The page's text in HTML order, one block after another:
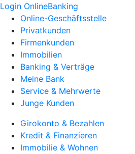
Login OnlineBanking
Online-Geschäftsstelle
Privatkunden
Firmenkunden
Immobilien
Banking & Verträge
Meine Bank
Service & Mehrwerte
Junge Kunden
Girokonto & Bezahlen
Kredit & Finanzieren
Immobilie & Wohnen